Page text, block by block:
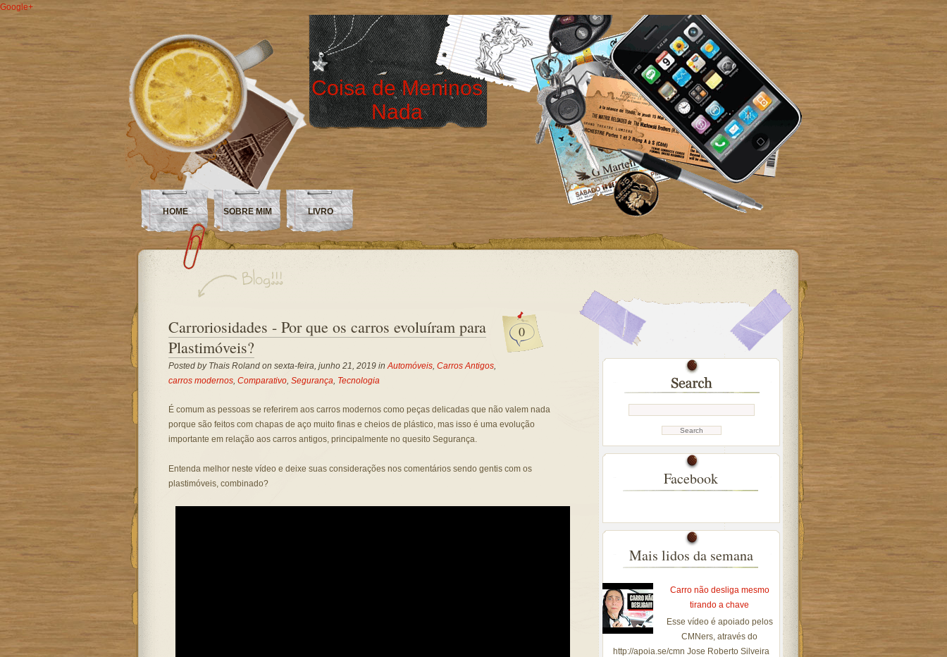
Google+
Coisa de Meninos
Nada
HOME SOBRE MIM LIVRO
0
Carroriosidades - Por que os carros evoluíram para
Plastimóveis?
Posted by Thais Rolandon sexta-feira, junho 21, 2019 inAutomóveis, Carros Antigos,
carros modernos, Comparativo, Segurança, Tecnologia
É comum as pessoas se referirem aos carros modernos como peças delicadas que não valem nada
porque são feitos com chapas de aço muito finas e cheios de plástico, mas isso é uma evolução
importante em relação aos carros antigos, principalmente no quesito Segurança.
Entenda melhor neste vídeo e deixe suas considerações nos comentários sendo gentis com os
plastimóveis, combinado?
Facebook
Mais lidos da semana
Carro não desliga mesmo
tirando a chave
Esse vídeo é apoiado pelos
CMNers, através do
http://apoia.se/cmn Jose Roberto Silveira